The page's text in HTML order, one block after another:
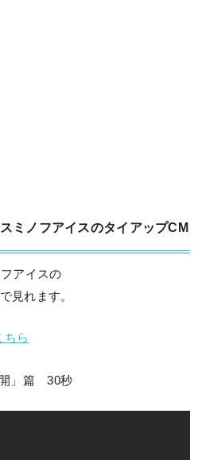
ミノフアイスのタイアップCM
アイスの
見れます。
ら
」篇 30秒